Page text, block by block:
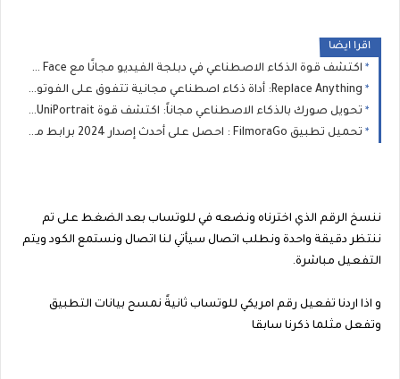
اقرا ايضا
اكتشف قوة الذكاء الاصطناعي في دبلجة الفيديو مجانًا مع Hugging Face- بودي مود
Replace Anything: أداة ذكاء اصطناعي مجانية تتفوق على الفوتوشوب من Hugging Face
تحويل صورك بالذكاء الاصطناعي مجاناً: اكتشف قوة UniPortrait من Hugging Face - بودي مود
تحميل تطبيق FilmoraGo : احصل على أحدث إصدار 2024 برابط ميديا فاير- بودي مود
ننسخ الرقم الذي اخترناه ونضعه في للوتساب بعد الضغط على تم
ننتظر دقيقة واحدة ونطلب اتصال سيأتي لنا اتصال ونستمع الكود ويتم
التفعيل مباشرة.
و اذا اردنا تفعيل رقم امريكي للوتساب ثانيةً نمسح بيانات التطبيق
وتفعل مثلما ذكرنا سابقا